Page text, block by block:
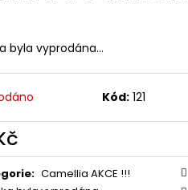
byla vyprodána…
Kód: 121
: Camellia AKCE !!!